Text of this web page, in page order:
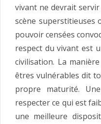
vivant ne devrait servir
scène superstitieuses
pouvoir censées
respect du vivant est
civilisation. La
êtres vulnérables dit
propre maturité.
respecter ce qui est
une meilleure